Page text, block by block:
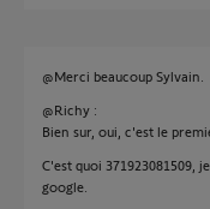
@Merci beaucoup Sylvain.
@Richy :
Bien sur, oui, c'est le
C'est quoi 371923081509,
google.